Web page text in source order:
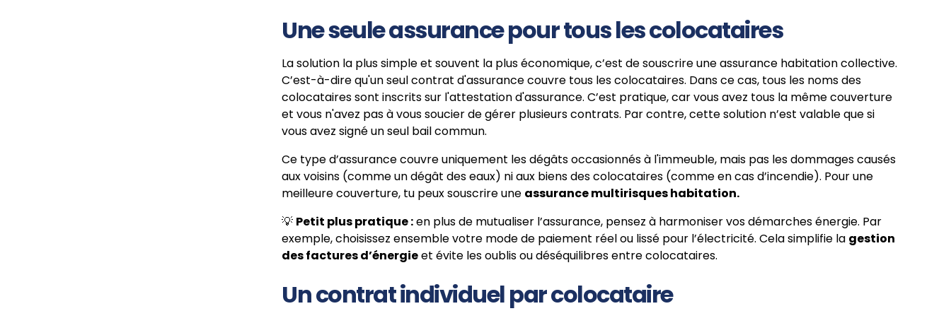
Une seule assurance pour tous les colocataires
La solution la plus simple et souvent la plus économique, c’est de souscrire une assurance habitation collective.
C’est-à-dire qu'un seul contrat d'assurance couvre tous les colocataires. Dans ce cas, tous les noms des
colocataires sont inscrits sur l'attestation d'assurance. C’est pratique, car vous avez tous la même couverture
et vous n'avez pas à vous soucier de gérer plusieurs contrats. Par contre, cette solution n’est valable que si
vous avez signé un seul bail commun.
Ce type d’assurance couvre uniquement les dégâts occasionnés à l'immeuble, mais pas les dommages causés
aux voisins (comme un dégât des eaux) ni aux biens des colocataires (comme en cas d’incendie). Pour une
meilleure couverture, tu peux souscrire une assurance multirisques habitation.
💡 Petit plus pratique :en plus de mutualiser l’assurance, pensez à harmoniser vos démarches énergie. Par
exemple, choisissez ensemble votre mode de paiement réel ou lissé pour l’électricité. Cela simplifie la gestion
des factures d’énergieet évite les oublis ou déséquilibres entre colocataires.
Un contrat individuel par colocataire